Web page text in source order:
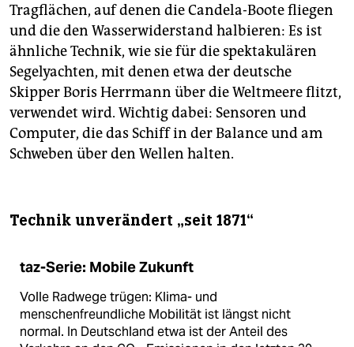
Tragflächen, auf denen die Candela-Boote fliegen
und die den Wasserwiderstand halbieren: Es ist
ähnliche Technik, wie sie für die spektakulären
Segelyachten, mit denen etwa der deutsche
Skipper Boris Herrmann über die Weltmeere flitzt,
verwendet wird. Wichtig dabei: Sensoren und
Computer, die das Schiff in der Balance und am
Schweben über den Wellen halten.
Technik unverändert „seit 1871“
taz-Serie: Mobile Zukunft
Volle Radwege trügen: Klima- und
menschenfreundliche Mobilität ist längst nicht
normal. In Deutschland etwa ist der Anteil des